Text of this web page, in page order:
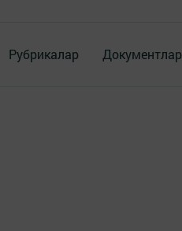
Рубрикалар Документлар